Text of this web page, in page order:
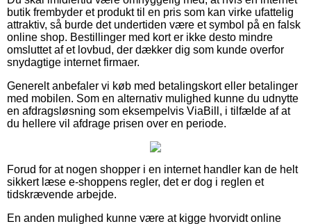
butik frembyder et produkt til en pris som kan virke ufattelig
attraktiv, så burde det undertiden være et symbol på en falsk
online shop. Bestillinger med kort er ikke desto mindre
omsluttet af et lovbud, der dækker dig som kunde overfor
snydagtige internet firmaer.
Generelt anbefaler vi køb med betalingskort eller betalinger
med mobilen. Som en alternativ mulighed kunne du udnytte
en afdragsløsning som eksempelvis ViaBill, i tilfælde af at
du hellere vil afdrage prisen over en periode.
Forud for at nogen shopper i en internet handler kan de helt
sikkert læse e-shoppens regler, det er dog i reglen et
tidskrævende arbejde.
En anden mulighed kunne være at kigge hvorvidt online